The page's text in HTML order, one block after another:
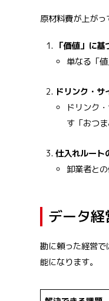
原材料費が上がっ
「価値」に
単なる「
ドリンク・サ
ドリンク
す「おつ
仕入れルート
卸業者と
データ
勘に頼った経営
能になります。